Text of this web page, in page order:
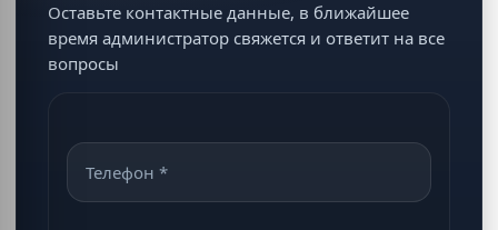
Оставьте контактные данные, в ближайшее
время администратор свяжется и ответит на все
вопросы